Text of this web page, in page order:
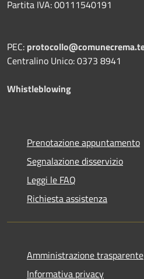
Partita IVA: 00111540191
PEC:
Centralino Unico: 0373 8941
Whistleblowing
Prenotazione appuntamento
Segnalazione disservizio
Leggi le FAQ
Richiesta assistenza
Amministrazione trasparente
Informativa privacy